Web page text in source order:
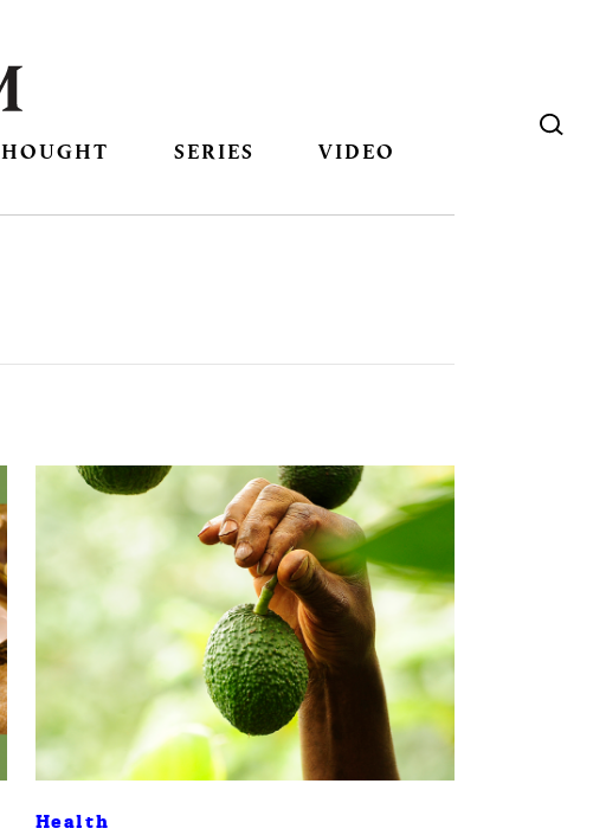
SERIES VIDEO
Health